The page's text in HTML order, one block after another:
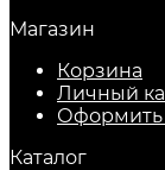
Магазин
Корзина
Личный
Оформить
Каталог